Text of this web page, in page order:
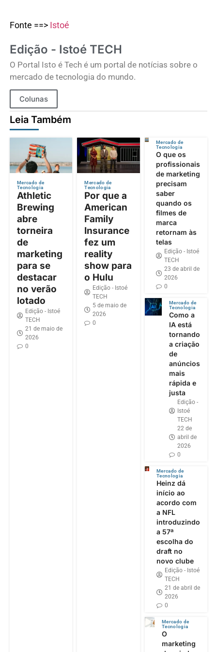
Fonte ==> Istoé
Edição - Istoé TECH
O Portal Isto é Tech é um portal de notícias sobre o
mercado de tecnologia do mundo.
Colunas
Leia Também
Mercado de
Tecnologia
Athletic
Brewing
abre
torneira
de
marketing
para se
destacar
no verão
lotado
Edição - Istoé
TECH
21 de maio de
2026
0
Mercado de
Tecnologia
Por que a
American
Family
Insurance
fez um
reality
show para
o Hulu
Edição - Istoé
TECH
5 de maio de
2026
0
Mercado de
Tecnologia
O que os
profissionais
de marketing
precisam
saber
quando os
filmes de
marca
retornam às
telas
Edição - Istoé
TECH
23 de abril de
2026
0
Mercado de
Tecnologia
Como a
IA está
tornando
a criação
de
anúncios
mais
rápida e
justa
Edição -
Istoé
TECH
22 de
abril de
2026
0
Mercado de
Tecnologia
Heinz dá
início ao
acordo com
a NFL
introduzindo
a 57ª
escolha do
draft no
novo clube
Edição - Istoé
TECH
21 de abril de
2026
0
Mercado de
Tecnologia
O
marketing